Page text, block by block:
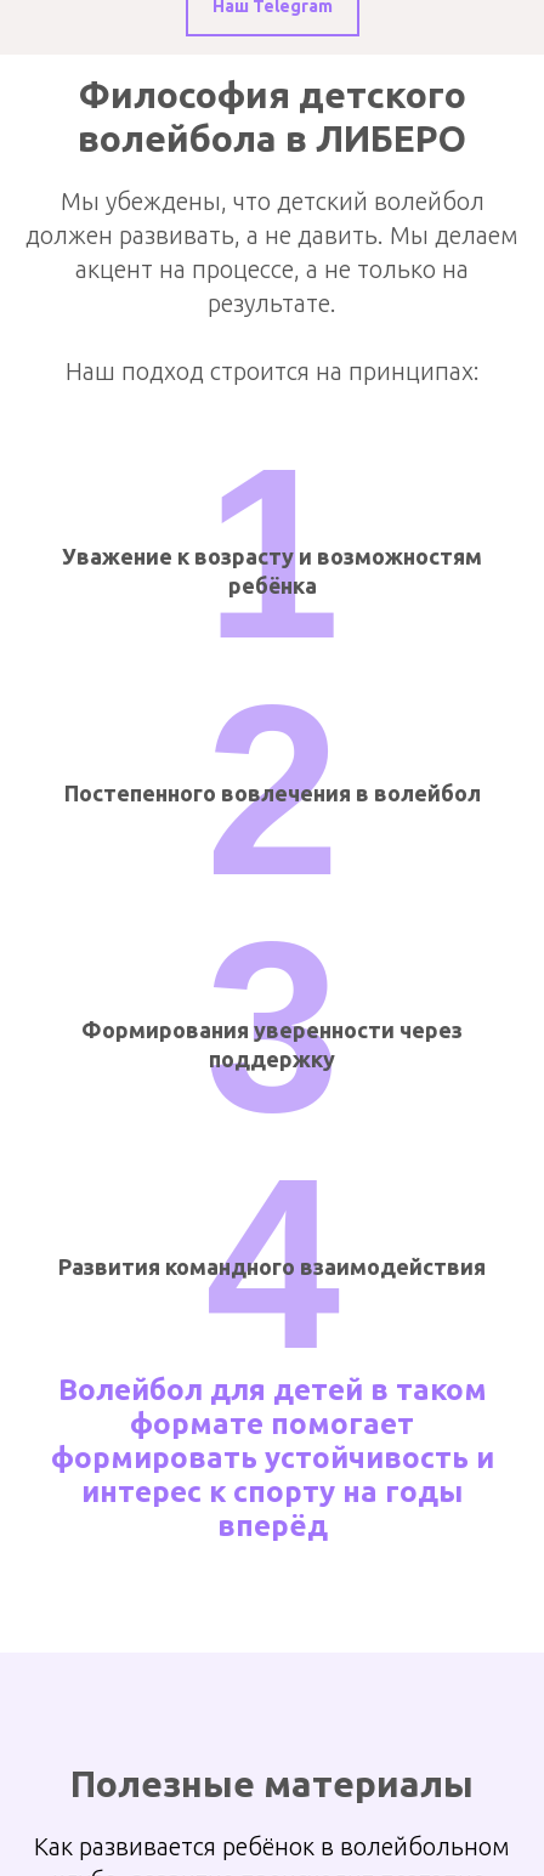
Наш Telegram
Философия детского
волейбола в ЛИБЕРО
Мы убеждены, что детский волейбол
должен развивать, а не давить. Мы делаем
акцент на процессе, а не только на
результате.
Наш подход строится на принципах:
Уважение к возрасту и возможностям
ребёнка
1
Постепенного вовлечения в волейбол
2
Формирования уверенности через
поддержку
3
Развития командного взаимодействия
4
Волейбол для детей в таком
формате помогает
формировать устойчивость и
интерес к спорту на годы
вперёд
Полезные материалы
Как развивается ребёнок в волейбольном